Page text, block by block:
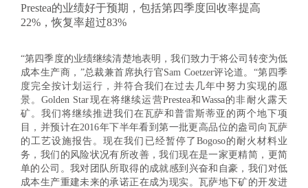
Prestea的业绩好于预期，包括第四季度回收率提高
22%，恢复率超过83%
“第四季度的业绩继续清楚地表明，我们致力于将公司转变为低
成本生产商，”总裁兼首席执行官Sam Coetzer评论道。 “第四季
度完全按计划运行，并符合我们在过去几年中努力实现的愿
景。Golden Star现在将继续运营Prestea和Wassa的非耐火露天
矿。我们将继续推进我们在瓦萨和普雷斯蒂亚的两个地下项
目，并预计在2016年下半年看到第一批更高品位的盎司向瓦萨
的工艺设施报告。现在我们已经暂停了Bogoso的耐火材料业
务，我们的风险状况有所改善，我们现在是一家更精简，更简
单的公司。我对团队所取得的成就感到兴奋和自豪，我们对低
成本生产重建未来的承诺正在成为现实。瓦萨地下矿的开发进